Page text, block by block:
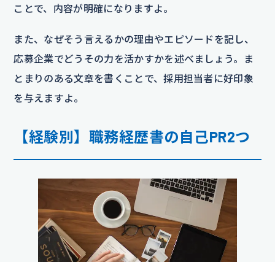
ことで、内容が明確になりますよ。
また、なぜそう言えるかの理由やエピソードを記し、
応募企業でどうその力を活かすかを述べましょう。ま
とまりのある文章を書くことで、採用担当者に好印象
を与えますよ。
【経験別】職務経歴書の自己PR2つ